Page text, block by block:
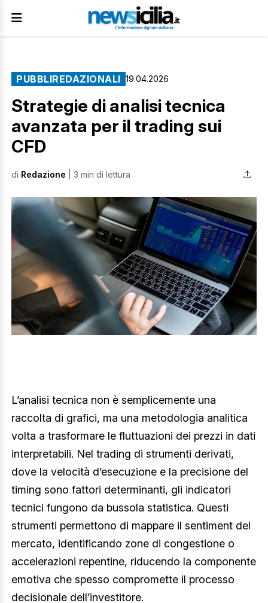
PUBBLIREDAZIONALI 19.04.2026
Strategie di analisi tecnica
avanzata per il trading sui
CFD
di Redazione | 3 min di lettura
L’analisi tecnica non è semplicemente una
raccolta di grafici, ma una metodologia analitica
volta a trasformare le fluttuazioni dei prezzi in dati
interpretabili. Nel trading di strumenti derivati,
dove la velocità d’esecuzione e la precisione del
timing sono fattori determinanti, gli indicatori
tecnici fungono da bussola statistica. Questi
strumenti permettono di mappare il sentiment del
mercato, identificando zone di congestione o
accelerazioni repentine, riducendo la componente
emotiva che spesso compromette il processo
decisionale dell’investitore.